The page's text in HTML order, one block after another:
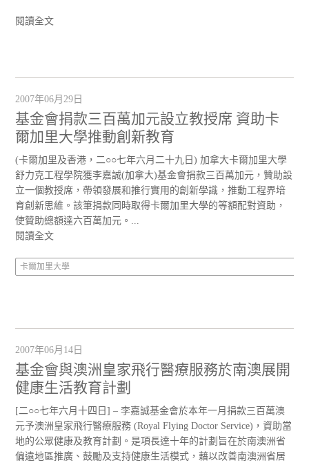
閱讀全文
2007年06月29日
基金會捐款三百萬加元設立教授席 資助卡
爾加里大學推動創新教育
(卡爾加里及香港，二○○七年六月二十九日) 加拿大卡爾加里大學
舒力克工程學院獲李嘉誠(加拿大)基金會捐款三百萬加元，贊助設
立一個教授席，帶領發展和推行實用的創新學識，推動工程界培
育創新思維。該筆捐款同時取得卡爾加里大學的等額配對資助，
使贊助總額達六百萬加元。...
閱讀全文
卡爾加里大學
2007年06月14日
基金會與澳洲皇家飛行醫療服務於南澳展開
健康生活教育計劃
[二○○七年六月十四日] – 李嘉誠基金會於本年一月捐款三百萬澳
元予澳洲皇家飛行醫療服務 (Royal Flying Doctor Service)，資助當
地的公眾健康及教育計劃。是項長達十年的計劃旨在於南澳洲省
偏遠地區推廣、鼓勵及支持健康生活模式，藉以改善南澳洲省居